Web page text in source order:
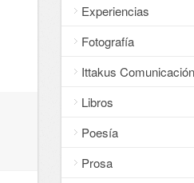
Experiencias
Fotografía
Ittakus Comunicación
Libros
Poesía
Prosa